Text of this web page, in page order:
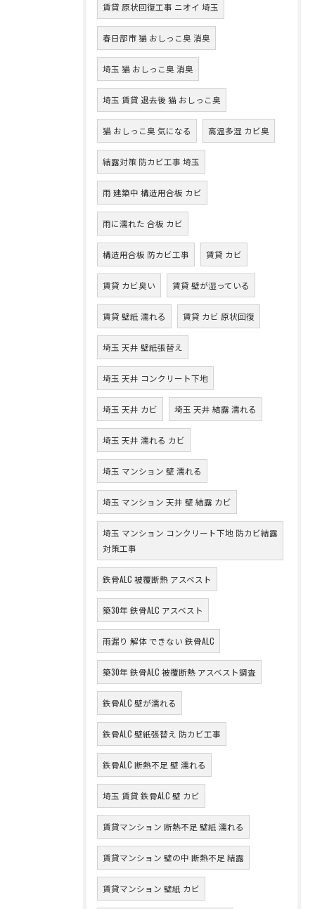
賃貸 原状回復工事 ニオイ 埼玉
春日部市 猫 おしっこ臭 消臭
埼玉 猫 おしっこ臭 消臭
埼玉 賃貸 退去後 猫 おしっこ臭
猫 おしっこ臭 気になる 高温多湿 カビ臭
結露対策 防カビ工事 埼玉
雨 建築中 構造用合板 カビ
雨に濡れた 合板 カビ
構造用合板 防カビ工事 賃貸 カビ
賃貸 カビ臭い 賃貸 壁が湿っている
賃貸 壁紙 濡れる 賃貸 カビ 原状回復
埼玉 天井 壁紙張替え
埼玉 天井 コンクリート下地
埼玉 天井 カビ 埼玉 天井 結露 濡れる
埼玉 天井 濡れる カビ
埼玉 マンション 壁 濡れる
埼玉 マンション 天井 壁 結露 カビ
埼玉 マンション コンクリート下地 防カビ結露
対策工事
鉄骨ALC 被覆断熱 アスベスト
築30年 鉄骨ALC アスベスト
雨漏り 解体 できない 鉄骨ALC
築30年 鉄骨ALC 被覆断熱 アスベスト調査
鉄骨ALC 壁が濡れる
鉄骨ALC 壁紙張替え 防カビ工事
鉄骨ALC 断熱不足 壁 濡れる
埼玉 賃貸 鉄骨ALC 壁 カビ
賃貸マンション 断熱不足 壁紙 濡れる
賃貸マンション 壁の中 断熱不足 結露
賃貸マンション 壁紙 カビ